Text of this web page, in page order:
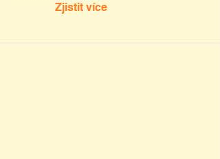
Zjistit více